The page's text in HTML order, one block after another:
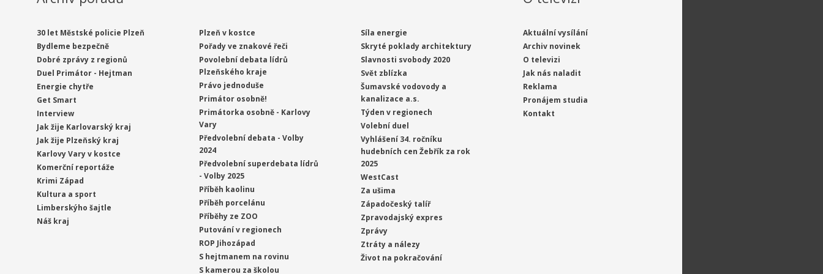
30 let Městské policie Plzeň
Bydleme bezpečně
Dobré zprávy z regionů
Duel Primátor - Hejtman
Energie chytře
Get Smart
Interview
Jak žije Karlovarský kraj
Jak žije Plzeňský kraj
Karlovy Vary v kostce
Komerční reportáže
Krimi Západ
Kultura a sport
Limberskýho šajtle
Náš kraj
Plzeň v kostce
Pořady ve znakové řeči
Povolební debata lídrů
Plzeňského kraje
Právo jednoduše
Primátor osobně!
Primátorka osobně - Karlovy
Vary
Předvolební debata - Volby
2024
Předvolební superdebata lídrů
- Volby 2025
Příběh kaolinu
Příběh porcelánu
Příběhy ze ZOO
Putování v regionech
ROP Jihozápad
S hejtmanem na rovinu
S kamerou za školou
Síla energie
Skryté poklady architektury
Slavnosti svobody 2020
Svět zblízka
Šumavské vodovody a
kanalizace a.s.
Týden v regionech
Volební duel
Vyhlášení 34. ročníku
hudebních cen Žebřík za rok
2025
WestCast
Za ušima
Západočeský talíř
Zpravodajský expres
Zprávy
Ztráty a nálezy
Život na pokračování
Aktuální vysílání
Archiv novinek
O televizi
Jak nás naladit
Reklama
Pronájem studia
Kontakt